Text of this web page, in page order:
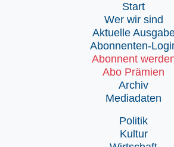
Start
Wer wir sind
Aktuelle
Abonnenten-
Abonnent
Abo Prämien
Archiv
Mediadaten
Politik
Kultur